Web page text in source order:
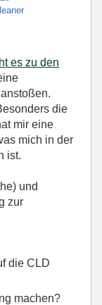
es zu den
die
mir eine
mich in der
ist.
und
zur
die CLD
machen?